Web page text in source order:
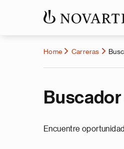
Home Carreras
Encuentre